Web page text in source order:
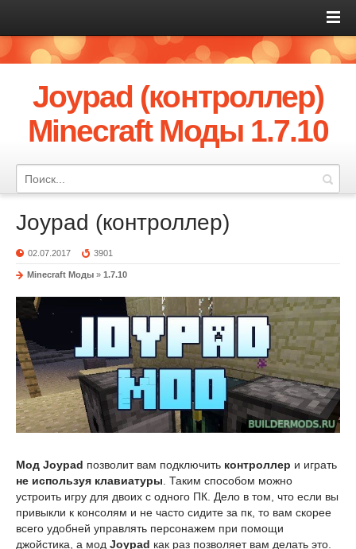
Joypad (контроллер)
Minecraft Моды 1.7.10
Joypad (контроллер)
02.07.2017 3901
Minecraft Моды » 1.7.10
Мод Joypad позволит вам подключить контроллер и играть
не используя клавиатуры . Таким способом можно
устроить игру для двоих с одного ПК. Дело в том, что если вы
привыкли к консолям и не часто сидите за пк, то вам скорее
всего удобней управлять персонажем при помощи
джойстика, а мод Joypad как раз позволяет вам делать это.